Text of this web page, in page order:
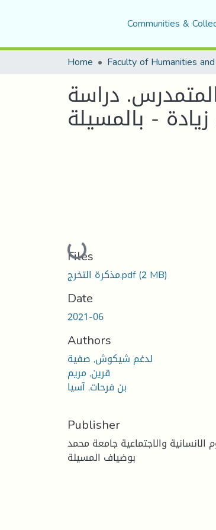
Communities &
Home
دراسة
Loading...
Files
مذكرة التخرج.pdf(2 MB)
Date
2021-06
Authors
لدغم شيكوش, صفية
قرين, مريم
بن فرحات, آسيا
Publisher
الانسانية والاجتماعية جامعة محمد
بوضياف المسيلة